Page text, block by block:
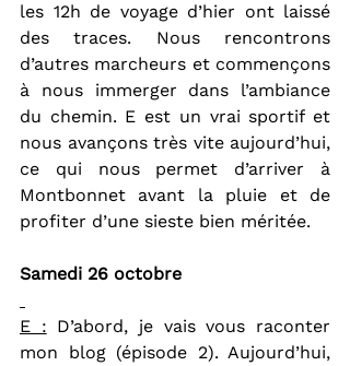
les 12h de voyage d’hier ont laissé
des traces. Nous rencontrons
d’autres marcheurs et commençons
à nous immerger dans l’ambiance
du chemin. E est un vrai sportif et
nous avançons très vite aujourd’hui,
ce qui nous permet d’arriver à
Montbonnet avant la pluie et de
profiter d’une sieste bien méritée.
Samedi 26 octobre
E : D’abord, je vais vous raconter
mon blog (épisode 2). Aujourd’hui,